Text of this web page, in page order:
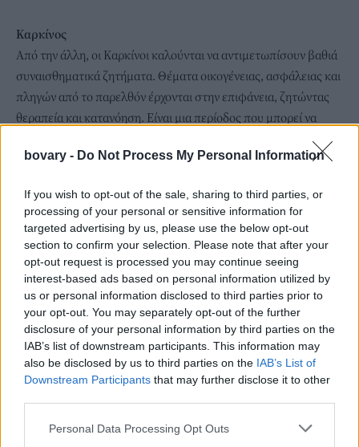
bovary - Do Not Process My Personal Information
If you wish to opt-out of the sale, sharing to third parties, or
processing of your personal or sensitive information for
targeted advertising by us, please use the below opt-out
section to confirm your selection. Please note that after your
opt-out request is processed you may continue seeing
interest-based ads based on personal information utilized by
us or personal information disclosed to third parties prior to
your opt-out. You may separately opt-out of the further
disclosure of your personal information by third parties on the
IAB’s list of downstream participants. This information may
also be disclosed by us to third parties on the IAB’s List of
Downstream Participants that may further disclose it to other
Personal Data Processing Opt Outs
Καρκίνος
Από την άλλη, οι Καρκίνοι καλούνται να αντιμετωπίσουν βαθιά
συναισθηματικά ζητήματα. Θέματα οικογένειας, ασφάλειας και
πληγών από το παρελθόν έρχονται στην επιφάνεια, ζητώντας
θεραπεία και κατανόηση. Είναι μια περίοδος που μπορεί να
φέρει δάκρυα, αλλά και βαθιά εσωτερική κάθαρση. Μέσα από
αυτή τη διαδικασία, οι Καρκίνοι μαθαίνουν να στηρίζονται
αίσθηση «σπιτιού» και σταθερότητας.
Η κοσμική αυτή κρίση δεν έρχεται για να τιμωρήσει, αλλά για να
μεταμορφώσει τα ζώδια. Οι δυσκολίες του 2025 λειτουργούν
σαν ένας καθρέφτης που αποκαλύπτει όσα χρειάζεται να
αλλάξουμε, να αποδεχτούμε ή να αφήσουμε πίσω. Για τον Κριό
και τον Καρκίνο, το ταξίδι αυτό ίσως είναι γεμάτο ένταση και
συγκίνηση, όμως η ανταμοιβή θα είναι μεγάλη, καθώς μέσα από
αυτό το ταξίδι θα καταλάβουν τι θέλουν πραγματικά, θα
αποκτήσουν σοφία και νέους στόχους.
Το 2026 θα τους βρει πιο συνειδητοποιημένους και έτοιμους να
αφήνοντας πίσω τους κάθε βάρος που δεν τους ανήκει πια.